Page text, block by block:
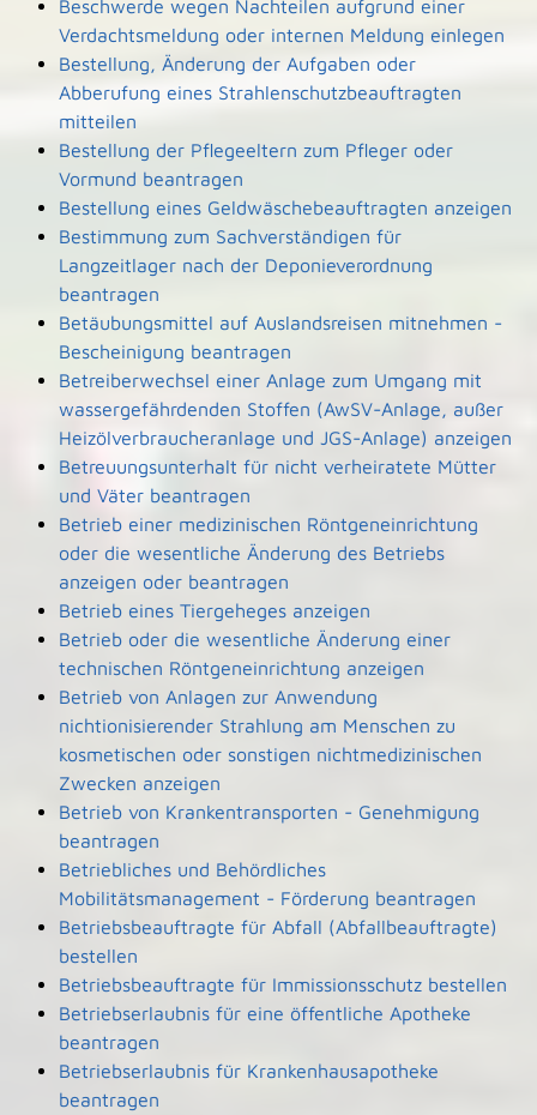
Beschwerde wegen Nachteilen aufgrund einer
Verdachtsmeldung oder internen Meldung einlegen
Bestellung, Änderung der Aufgaben oder
Abberufung eines Strahlenschutzbeauftragten
mitteilen
Bestellung der Pflegeeltern zum Pfleger oder
Vormund beantragen
Bestellung eines Geldwäschebeauftragten anzeigen
Bestimmung zum Sachverständigen für
Langzeitlager nach der Deponieverordnung
beantragen
Betäubungsmittel auf Auslandsreisen mitnehmen -
Bescheinigung beantragen
Betreiberwechsel einer Anlage zum Umgang mit
wassergefährdenden Stoffen (AwSV-Anlage, außer
Heizölverbraucheranlage und JGS-Anlage) anzeigen
Betreuungsunterhalt für nicht verheiratete Mütter
und Väter beantragen
Betrieb einer medizinischen Röntgeneinrichtung
oder die wesentliche Änderung des Betriebs
anzeigen oder beantragen
Betrieb eines Tiergeheges anzeigen
Betrieb oder die wesentliche Änderung einer
technischen Röntgeneinrichtung anzeigen
Betrieb von Anlagen zur Anwendung
nichtionisierender Strahlung am Menschen zu
kosmetischen oder sonstigen nichtmedizinischen
Zwecken anzeigen
Betrieb von Krankentransporten - Genehmigung
beantragen
Betriebliches und Behördliches
Mobilitätsmanagement - Förderung beantragen
Betriebsbeauftragte für Abfall (Abfallbeauftragte)
bestellen
Betriebsbeauftragte für Immissionsschutz bestellen
Betriebserlaubnis für eine öffentliche Apotheke
beantragen
Betriebserlaubnis für Krankenhausapotheke
beantragen